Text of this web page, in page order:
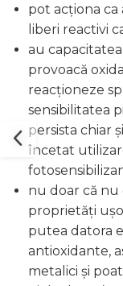
pot acționa ca
liberi reactivi
au
provoacă
reacționeze
sensibilitatea
persista chiar
încetat
nu doar că nu
proprietăți
putea datora
antioxidante,
metalici și